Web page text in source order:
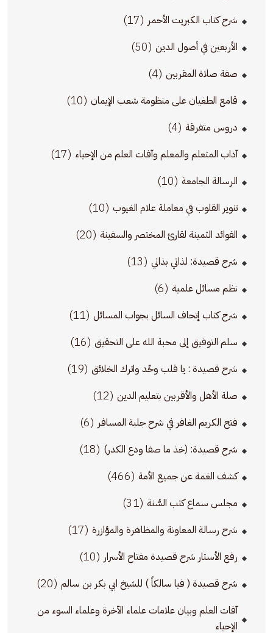
شرح كتاب الكبريت الأحمر (17)
الأربعين في أصول الدين (50)
صفة صلاة المقربين (4)
قامع الطغيان على منظومة شعب الإيمان (10)
دروس متفرقة (4)
آداب المتعلم والمعلم وآفات العلم من الإحياء (17)
الرسالة الجامعة (10)
تنوير القلوب في معاملة علام الغيوب (10)
الفوائد الثمينة لقارئ المختصر والسفينة (20)
شرح قصيدة: لذاتي بذاتي (13)
نظم مسائل علمية (6)
شرح كتاب إتحاف السائل بجواب المسائل (11)
سلم التوفيق إلى محبة الله على التحقيق (16)
شرح قصيدة : يا قلب وحِّد واترك الخلائق (19)
صلة الأهل والأقربين بتعليم الدين (12)
فتح الكريم الغافر في شرح جلبة المسافر (6)
شرح قصيدة: (خذ ما صفا ودع الكدر) (18)
كشف الغمة عن جميع الأمة (466)
مجلس سماع كتب السُّنة (31)
شرح رسالة المعاونة والمظاهرة والمؤازرة (17)
رفع الأستار شرح قصيدة مفتاح الأسرار (10)
شرح قصيدة ( فيا سالكاً ) للشيخ ابي بكر بن سالم (20)
آفات العلم وبيان علامات علماء الآخرة وعلماء السوء من
الإحياء